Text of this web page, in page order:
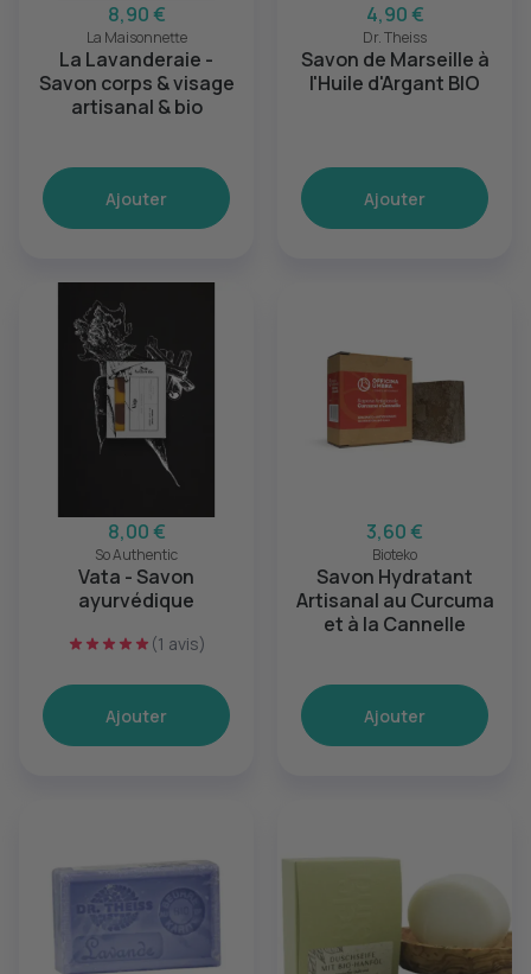
8,90 €
La Maisonnette
La Lavanderaie -
Savon corps & visage
artisanal & bio
Ajouter
4,90 €
Dr. Theiss
Savon de Marseille à
l'Huile d'Argant BIO
Ajouter
8,00 €
So Authentic
Vata - Savon
ayurvédique
(1 avis)
Ajouter
3,60 €
Bioteko
Savon Hydratant
Artisanal au Curcuma
et à la Cannelle
Ajouter